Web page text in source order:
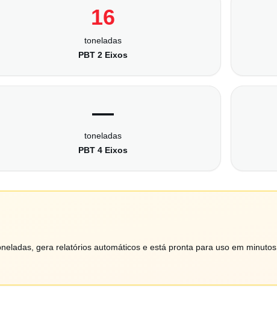
16
toneladas
PBT 2 Eixos
—
toneladas
PBT 4 Eixos
gera relatórios automáticos e está pronta para uso em minutos.